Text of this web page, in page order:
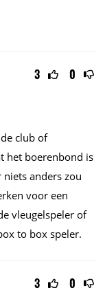
3 0
club of
het boerenbond is
niets anders zou
voor een
vleugelspeler of
to box speler.
3 0